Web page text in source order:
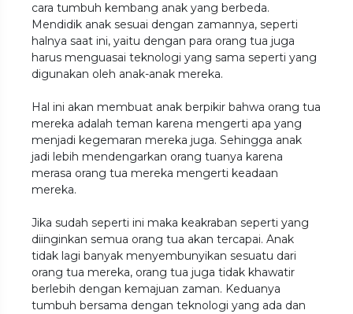
cara tumbuh kembang anak yang berbeda.
Mendidik anak sesuai dengan zamannya, seperti
halnya saat ini, yaitu dengan para orang tua juga
harus menguasai teknologi yang sama seperti yang
digunakan oleh anak-anak mereka.
Hal ini akan membuat anak berpikir bahwa orang tua
mereka adalah teman karena mengerti apa yang
menjadi kegemaran mereka juga. Sehingga anak
jadi lebih mendengarkan orang tuanya karena
merasa orang tua mereka mengerti keadaan
mereka.
Jika sudah seperti ini maka keakraban seperti yang
diinginkan semua orang tua akan tercapai. Anak
tidak lagi banyak menyembunyikan sesuatu dari
orang tua mereka, orang tua juga tidak khawatir
berlebih dengan kemajuan zaman. Keduanya
tumbuh bersama dengan teknologi yang ada dan